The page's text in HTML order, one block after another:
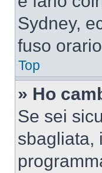
Sydney,
fuso
Top
» Ho
Se sei
sbagliata,